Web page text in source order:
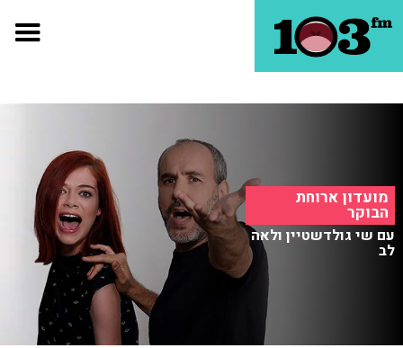
מועדון ארוחת
הבוקר
עם שי גולדשטיין ולאה
לב